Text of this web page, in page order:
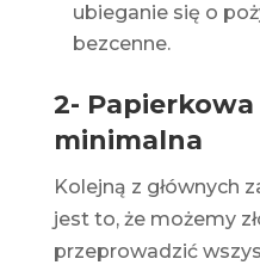
ubieganie się o
bezcenne.
2-
minimalna
Kolejną z głównych
jest to, że możemy
przeprowadzić